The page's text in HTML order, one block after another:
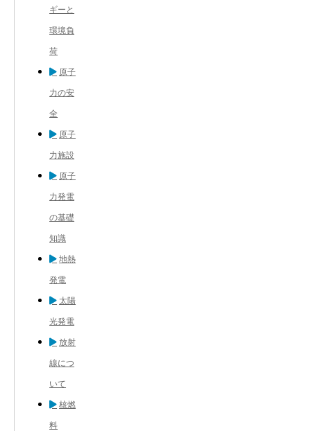
ギーと
環境負
荷
原子
力の安
全
原子
力施設
原子
力発電
の基礎
知識
地熱
発電
太陽
光発電
放射
線につ
いて
核燃
料